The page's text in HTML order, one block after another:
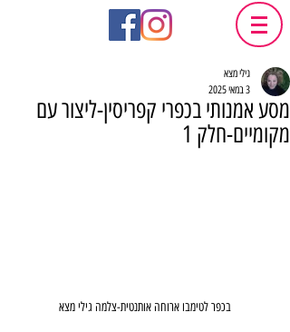
מסע אמנותי בכפרי קפריסין-ליצור עם
מקומיים-חלק 1
גילי מצא
3 במאי 2025
בכפר לטימבו ארוחה אותנטית-צלמה גילי מצא